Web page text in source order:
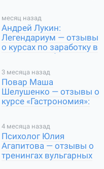
реальный путь в онлайн
месяц назад
Андрей Лукин:
Легендариум — отзывы
о курсах по заработку в
интернете, обзор
3 месяца назад
Повар Маша
Шелушенко — отзывы о
курсе «Гастрономия»:
4 месяца назад
Психолог Юлия
Агапитова — отзывы о
тренингах вульгарных